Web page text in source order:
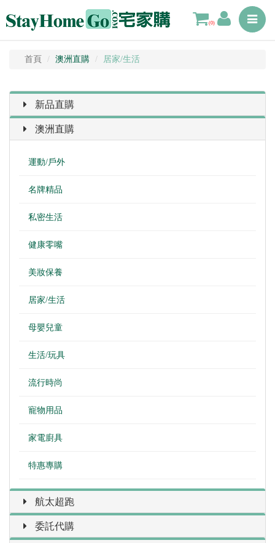
Toggle
(0)
首頁 澳洲直購 居家/生活
新品直購
澳洲直購
運動/戶外
名牌精品
私密生活
健康零嘴
美妝保養
居家/生活
母嬰兒童
生活/玩具
流行時尚
寵物用品
家電廚具
特惠專購
航太超跑
委託代購